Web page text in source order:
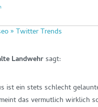
» Twitter Trends
Landwehrsagt:
ist ein stets schlecht
das vermutlich wirklich